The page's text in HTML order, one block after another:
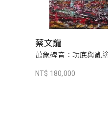
蔡文龍
萬象碑音：功底與亂
NT$ 180,000